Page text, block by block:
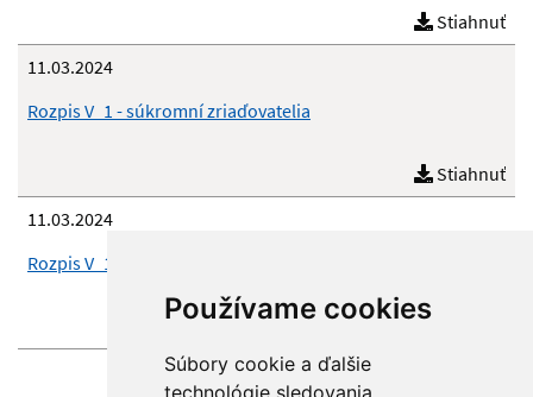
Používame cookies
Súbory cookie a ďalšie
technológie sledovania
Stiahnuť
11.03.2024
Rozpis V_1 - súkromní zriaďovatelia
Stiahnuť
11.03.2024
Rozpis V_1 - školy a ŠZ RÚŠS BB